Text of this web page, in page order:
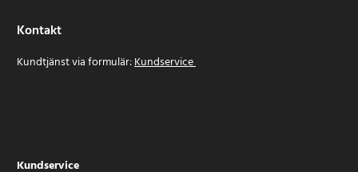
Kontakt
Kundtjänst via formulär:Kundservice
Kundservice